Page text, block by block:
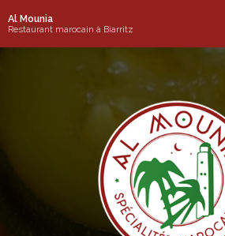
auAl Mounia
Restaurant marocain à Biarritz